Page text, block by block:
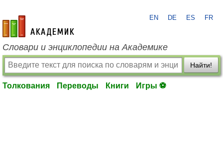
academic.ru
EN DE ES FR
Словари и энциклопедии на Академике
Найти!
Толкования Переводы Книги Игры ⚽